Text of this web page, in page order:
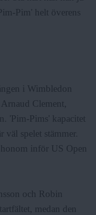
Pim' helt överens
i Wimbledon
Arnaud Clement,
'Pim-Pims' kapacitet
väl spelet stämmer.
inför US Open
och Robin
medan den